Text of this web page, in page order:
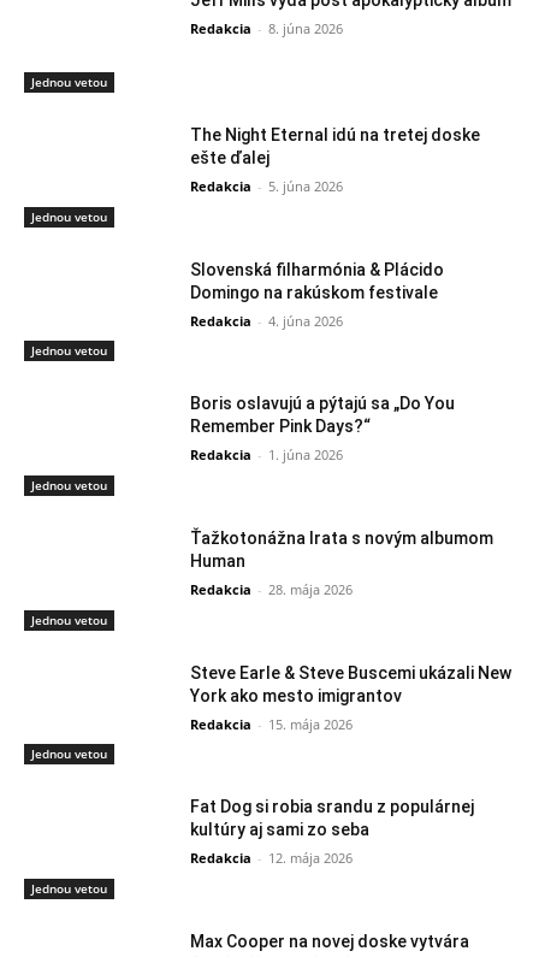
Jednou vetou
Redakcia - 8. júna 2026
Jednou vetou
The Night Eternal idú na tretej doske
ešte ďalej
Redakcia - 5. júna 2026
Jednou vetou
Slovenská filharmónia & Plácido
Domingo na rakúskom festivale
Redakcia - 4. júna 2026
Jednou vetou
Boris oslavujú a pýtajú sa „Do You
Remember Pink Days?“
Redakcia - 1. júna 2026
Jednou vetou
Ťažkotonážna Irata s novým albumom
Human
Redakcia - 28. mája 2026
Jednou vetou
Steve Earle & Steve Buscemi ukázali New
York ako mesto imigrantov
Redakcia - 15. mája 2026
Jednou vetou
Fat Dog si robia srandu z populárnej
kultúry aj sami zo seba
Redakcia - 12. mája 2026
Max Cooper na novej doske vytvára